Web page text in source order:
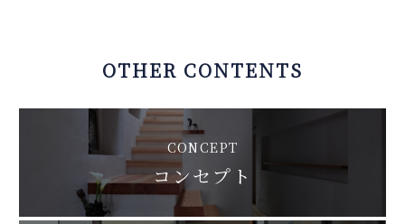
OTHER CONTENTS
CONCEPT
コンセプト